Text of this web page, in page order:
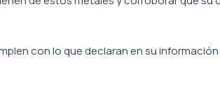
con lo que declaran en su